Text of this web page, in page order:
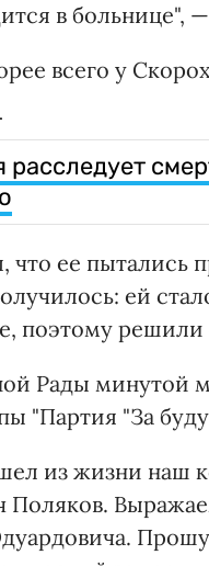
в больнице",
всего у
расследует
что ее пытались
ей
поэтому решили
Рады минутой
"Партия "За
из жизни наш
Поляков.